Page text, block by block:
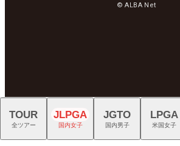
© ALBA Net
TOUR
全ツアー
JLPGA
国内女子
JGTO
国内男子
LPGA
米国女子